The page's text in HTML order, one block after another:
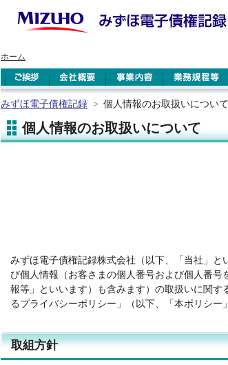
ホーム
みずほ電子債権記録 > 個人情報のお取扱いについて
個人情報のお取扱いについて
みずほ電子債権記録株式会社（以下、「当社」
び個人情報（お客さまの個人番号および個人番
報等」といいます）も含みます）の取扱いに関
るプライバシーポリシー」（以下、「本ポリシー
取組方針